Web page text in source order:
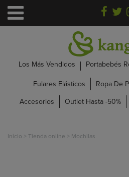
Los Más Vendidos Portabebés
Fulares Elásticos
Ropa De
Accesorios
Outlet Hasta -50%
Inicio > Tienda online > Mochilas